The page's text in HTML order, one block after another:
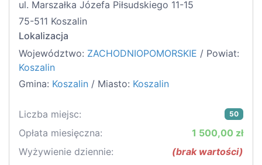
ul. Marszałka Józefa Piłsudskiego 11-15
75-511 Koszalin
Lokalizacja
Województwo: ZACHODNIOPOMORSKIE / Powiat:
Koszalin
Gmina: Koszalin / Miasto: Koszalin
Liczba miejsc: 50
Opłata miesięczna:
1 500,00 zł
Wyżywienie dziennie:
(brak wartości)